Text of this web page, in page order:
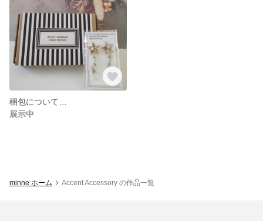
梱包について…
展示中
minne ホーム Accent Accessory の作品一覧